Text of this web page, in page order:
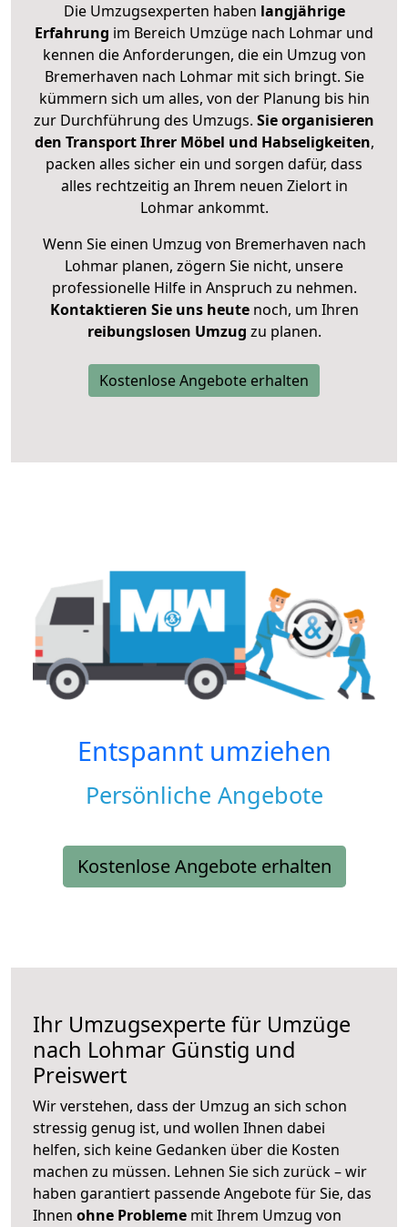
Die Umzugsexperten haben langjährige
Erfahrung im Bereich Umzüge nach Lohmar und
kennen die Anforderungen, die ein Umzug von
Bremerhaven nach Lohmar mit sich bringt. Sie
kümmern sich um alles, von der Planung bis hin
zur Durchführung des Umzugs. Sie organisieren
den Transport Ihrer Möbel und Habseligkeiten,
packen alles sicher ein und sorgen dafür, dass
alles rechtzeitig an Ihrem neuen Zielort in
Lohmar ankommt.
Wenn Sie einen Umzug von Bremerhaven nach
Lohmar planen, zögern Sie nicht, unsere
professionelle Hilfe in Anspruch zu nehmen.
Kontaktieren Sie uns heutenoch, um Ihren
reibungslosen Umzug zu planen.
Kostenlose Angebote erhalten
Entspannt umziehen
Persönliche Angebote
Kostenlose Angebote erhalten
Ihr Umzugsexperte für Umzüge
nach Lohmar Günstig und
Preiswert
Wir verstehen, dass der Umzug an sich schon
stressig genug ist, und wollen Ihnen dabei
helfen, sich keine Gedanken über die Kosten
machen zu müssen. Lehnen Sie sich zurück – wir
haben garantiert passende Angebote für Sie, das
Ihnen ohne Probleme mit Ihrem Umzug von